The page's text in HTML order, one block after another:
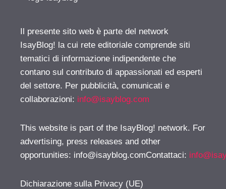
Il presente sito web è parte del network
IsayBlog! la cui rete editoriale comprende siti
tematici di informazione indipendente che
contano sul contributo di appassionati ed esperti
del settore. Per pubblicità, comunicati e
collaborazioni: info@isayblog.com
This website is part of the IsayBlog! network. For
advertising, press releases and other
opportunities: info@isayblog.comContattaci:
Dichiarazione sulla Privacy (UE)